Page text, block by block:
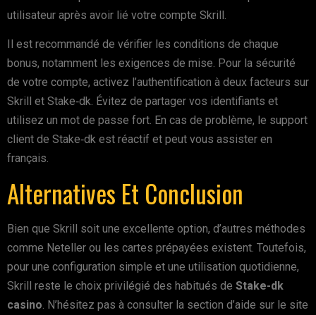
utilisateur après avoir lié votre compte Skrill.
Il est recommandé de vérifier les conditions de chaque
bonus, notamment les exigences de mise. Pour la sécurité
de votre compte, activez l’authentification à deux facteurs sur
Skrill et Stake‑dk. Évitez de partager vos identifiants et
utilisez un mot de passe fort. En cas de problème, le support
client de Stake‑dk est réactif et peut vous assister en
français.
Alternatives Et Conclusion
Bien que Skrill soit une excellente option, d’autres méthodes
comme Neteller ou les cartes prépayées existent. Toutefois,
pour une configuration simple et une utilisation quotidienne,
Skrill reste le choix privilégié des habitués de Stake-dk
casino . N’hésitez pas à consulter la section d’aide sur le site